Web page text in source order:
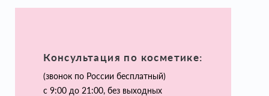
Консультация по косметике:
(звонок по России бесплатный)
с 9:00 до 21:00, без выходных